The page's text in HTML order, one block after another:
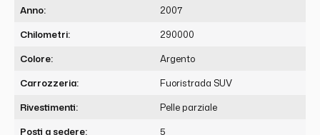
Anno:
2007
Chilometri:
290000
Colore:
Argento
Carrozzeria:
Fuoristrada SUV
Rivestimenti:
Pelle parziale
Posti a sedere:
5